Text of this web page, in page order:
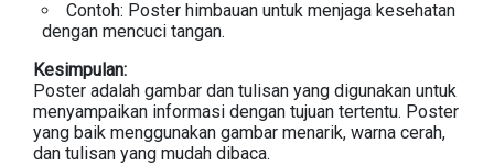
Contoh: Poster himbauan untuk menjaga kesehatan
dengan mencuci tangan.
Kesimpulan:
Poster adalah gambar dan tulisan yang digunakan untuk
menyampaikan informasi dengan tujuan tertentu. Poster
yang baik menggunakan gambar menarik, warna cerah,
dan tulisan yang mudah dibaca.